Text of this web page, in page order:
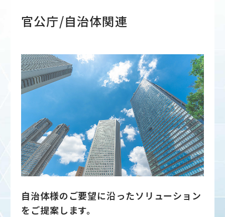
官公庁/自治体関連
自治体様のご要望に沿ったソリューション
をご提案します。